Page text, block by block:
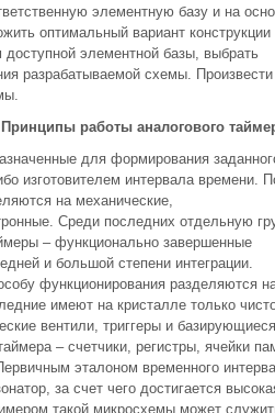
элементную базу и на
оптимальный вариант конструкции
доступной элементной базы, выбрать
разрабатываемой схемы. Произвести
работы аналогового
для формирования
изготовителем интервала времени.
на механические,
Среди последних отдельную
– функционально завершенные
и большой степени интеграции.
функционирования разделяются
имеют на кристалле только
вентили, триггеры и
– счетчики, регистры, ячейки
эталоном временного
за счет чего достигается
такой микросхемы может